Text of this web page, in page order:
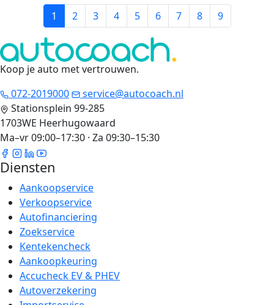
1 2 3 4 5 6 7 8 9
Koop je auto met vertrouwen.
072-2019000
service@autocoach.nl
Stationsplein 99-285
1703WE Heerhugowaard
Ma–vr 09:00–17:30 · Za 09:30–15:30
Diensten
Aankoopservice
Verkoopservice
Autofinanciering
Zoekservice
Kentekencheck
Aankoopkeuring
Accucheck EV & PHEV
Autoverzekering